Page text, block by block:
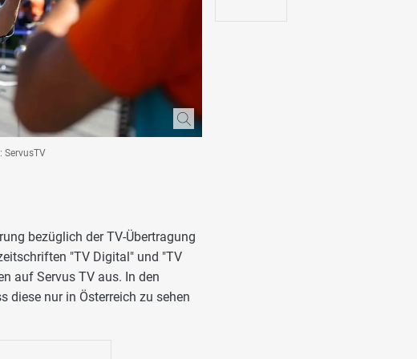
ServusTV
bezüglich der TV-Übertragung
"TV Digital" und "TV
auf Servus TV aus. In den
diese nur in Österreich zu sehen